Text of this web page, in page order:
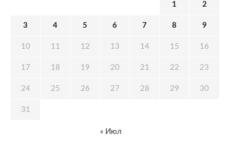
1 2
3 4 5 6 7 8 9
10 11 12 13 14 15 16
17 18 19 20 21 22 23
24 25 26 27 28 29 30
31
« Июл